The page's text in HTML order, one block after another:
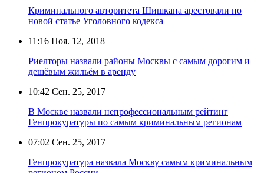
Криминального авторитета Шишкана арестовали по
новой статье Уголовного кодекса
11:16 Ноя. 12, 2018
Риелторы назвали районы Москвы с самым дорогим и
дешёвым жильём в аренду
10:42 Сен. 25, 2017
В Москве назвали непрофессиональным рейтинг
Генпрокуратуры по самым криминальным регионам
07:02 Сен. 25, 2017
Генпрокуратура назвала Москву самым криминальным